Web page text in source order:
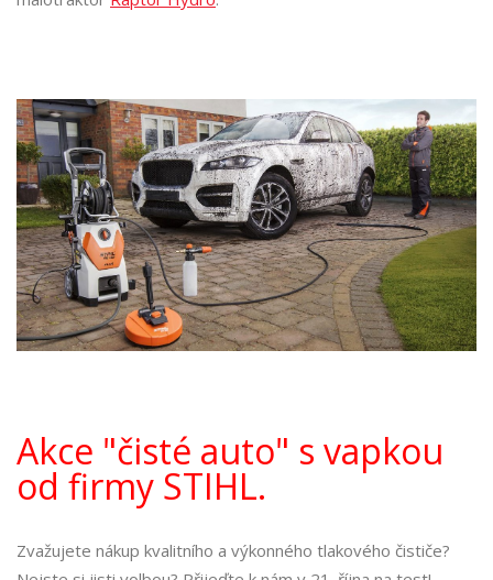
Akce "čisté auto" s vapkou
od firmy STIHL.
Zvažujete nákup kvalitního a výkonného tlakového čističe?